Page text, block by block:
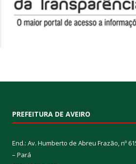
PREFEITURA DE AVEIRO
End.: Av. Humberto de Abreu Frazão, nº
– Pará